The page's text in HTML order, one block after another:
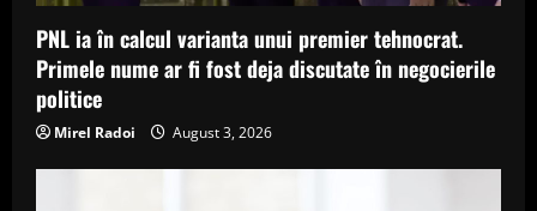
PNL ia în calcul varianta unui premier tehnocrat.
Primele nume ar fi fost deja discutate în negocierile
politice
Mirel Radoi August 3, 2026